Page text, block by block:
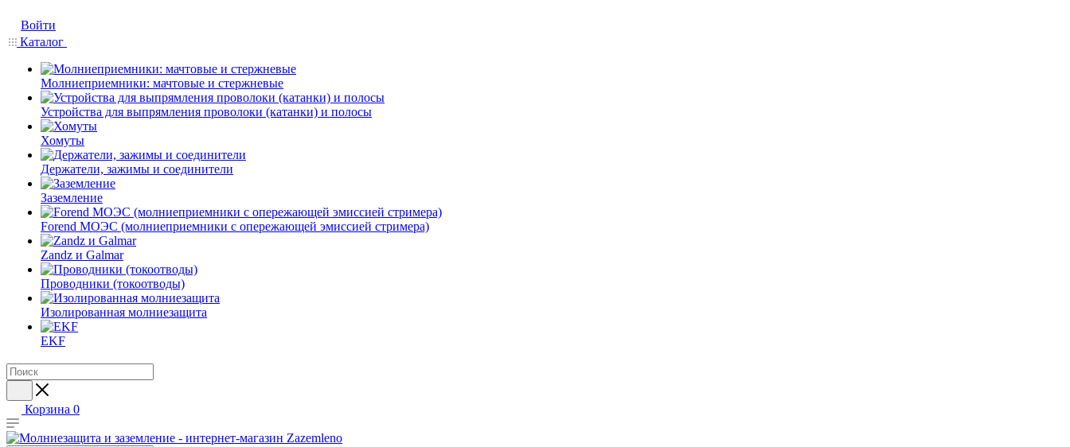
Войти
Каталог
Молниеприемники: мачтовые и стержневые
Устройства для выпрямления проволоки (катанки) и полосы
Хомуты
Держатели, зажимы и соединители
Заземление
Forend МОЭС (молниеприемники с опережающей эмиссией стримера)
Zandz и Galmar
Проводники (токоотводы)
Изолированная молниезащита
EKF
Корзина 0